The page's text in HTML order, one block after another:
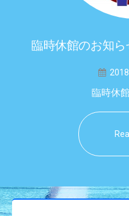
臨時休館のお知
臨時休